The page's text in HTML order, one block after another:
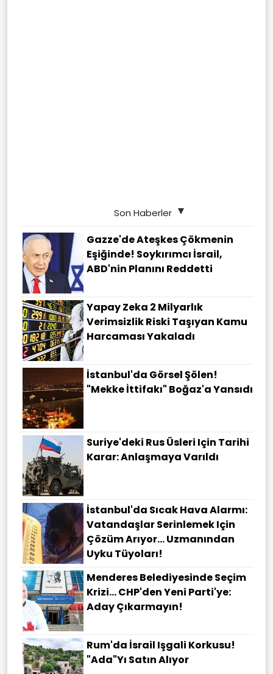
Son Haberler
Gazze'de Ateşkes Çökmenin
Eşiğinde! Soykırımcı İsrail,
ABD'nin Planını Reddetti
Yapay Zeka 2 Milyarlık
Verimsizlik Riski Taşıyan Kamu
Harcaması Yakaladı
İstanbul'da Görsel Şölen!
"Mekke İttifakı" Boğaz'a Yansıdı
Suriye'deki Rus Üsleri Için Tarihi
Karar: Anlaşmaya Varıldı
İstanbul'da Sıcak Hava Alarmı:
Vatandaşlar Serinlemek Için
Çözüm Arıyor... Uzmanından
Uyku Tüyoları!
Menderes Belediyesinde Seçim
Krizi... CHP'den Yeni Parti'ye:
Aday Çıkarmayın!
Rum'da İsrail Işgali Korkusu!
"Ada"yı Satın Alıyor